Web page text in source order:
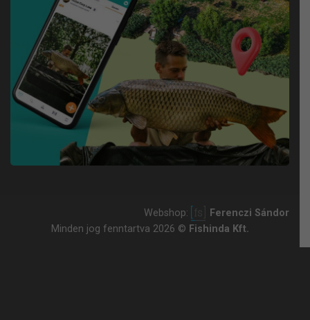
Webshop:
Ferenczi Sándor
Minden jog fenntartva 2026 © Fishinda Kft.